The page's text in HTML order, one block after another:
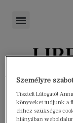
Személyre
Tisztelt Látogató!
könyveket tudjunk a
ehhez szükséges
hiányában